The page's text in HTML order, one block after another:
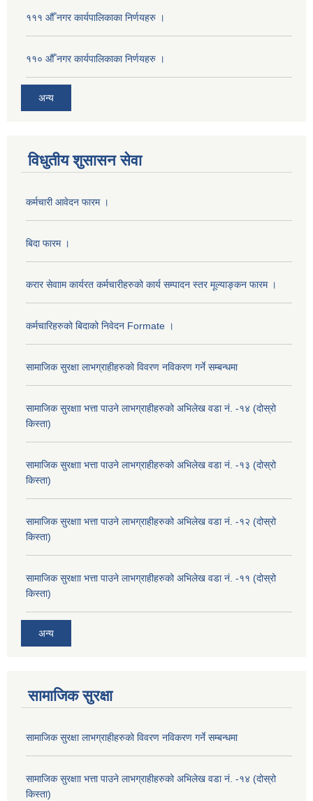
१११ औँ नगर कार्यपालिकाका निर्णयहरु ।
११० औँ नगर कार्यपालिकाका निर्णयहरु ।
अन्य
विधुतीय शुसासन सेवा
कर्मचारी आवेदन फारम ।
बिदा फारम ।
करार सेवााम कार्यरत कर्मचारीहरुको कार्य सम्पादन स्तर मूल्याङ्कन फारम ।
कर्मचारिहरुको बिदाको निवेदन Formate ।
सामाजिक सुरक्षा लाभग्राहीहरुको विवरण नविकरण गर्ने सम्बन्धमा
सामाजिक सुरक्षाा भत्ता पाउने लाभग्राहीहरुको अभिलेख वडा नं. -१४ (दोस्रो
किस्ता)
सामाजिक सुरक्षाा भत्ता पाउने लाभग्राहीहरुको अभिलेख वडा नं. -१३ (दोस्रो
किस्ता)
सामाजिक सुरक्षाा भत्ता पाउने लाभग्राहीहरुको अभिलेख वडा नं. -१२ (दोस्रो
किस्ता)
सामाजिक सुरक्षाा भत्ता पाउने लाभग्राहीहरुको अभिलेख वडा नं. -११ (दोस्रो
किस्ता)
अन्य
सामाजिक सुरक्षा
सामाजिक सुरक्षा लाभग्राहीहरुको विवरण नविकरण गर्ने सम्बन्धमा
सामाजिक सुरक्षाा भत्ता पाउने लाभग्राहीहरुको अभिलेख वडा नं. -१४ (दोस्रो
किस्ता)